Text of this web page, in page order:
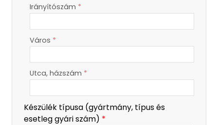
Irányítószám *
Város *
Utca, házszám *
Készülék típusa (gyártmány, típus és
esetleg gyári szám) *